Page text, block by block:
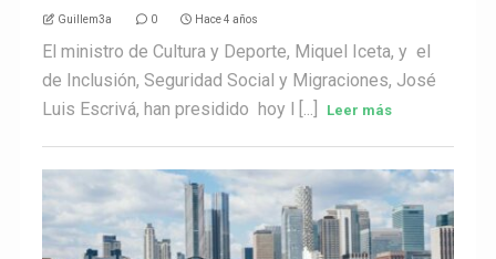
Guillem3a 0 Hace 4 años
El ministro de Cultura y Deporte, Miquel Iceta, y el
de Inclusión, Seguridad Social y Migraciones, José
Luis Escrivá, han presidido hoy l [...]
Leer más